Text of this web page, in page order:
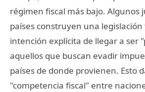
régimen fiscal más bajo. Algunos
países construyen una
intención explícita de llegar a ser
aquellos que buscan evadir
países de donde provienen. Esto
"competencia fiscal" entre